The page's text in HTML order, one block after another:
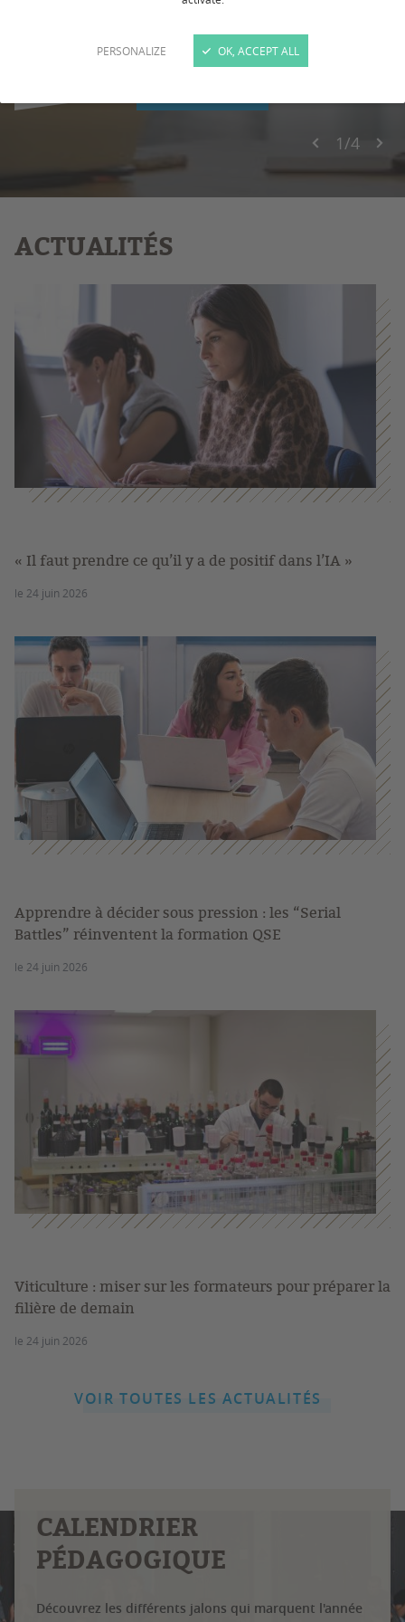
PERSONALIZE OK, ACCEPT ALL
pédagogiques ? Quels sont leurs avantages et
1/4
ACTUALITÉS
« Il faut prendre ce qu’il y a de positif dans l’IA »
le 24 juin 2026
Apprendre à décider sous pression : les “Serial
Battles” réinventent la formation QSE
le 24 juin 2026
Viticulture : miser sur les formateurs pour préparer la
filière de demain
le 24 juin 2026
VOIR TOUTES LES ACTUALITÉS
CALENDRIER
PÉDAGOGIQUE
Découvrez les différents jalons qui marquent l'année